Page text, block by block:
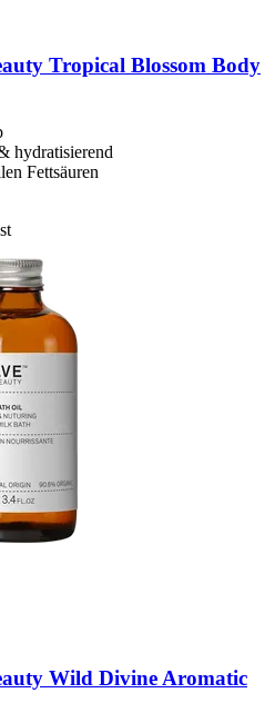
Tropical Blossom Body
hydratisierend
Fettsäuren
Wild Divine Aromatic